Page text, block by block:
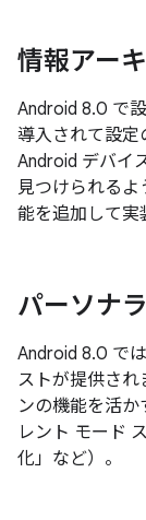
情報アー
Android 8.0 で
導入されて設定
Android デバイ
見つけられる
能を追加して実
パーソナ
Android 8.0 で
ストが提供され
ンの機能を活
レント モード
化」など）。